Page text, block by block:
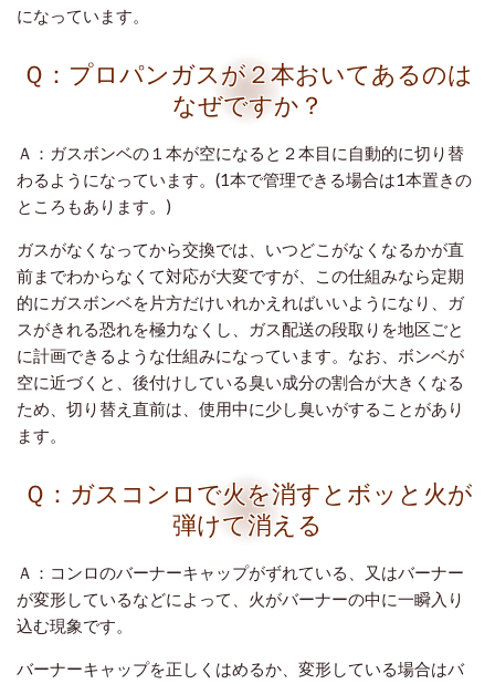
になっています。
Ｑ：プロパンガスが２本おいてあるのは
なぜですか？
Ａ：ガスボンベの１本が空になると２本目に自動的に切り替
わるようになっています。(1本で管理できる場合は1本置きの
ところもあります。)
ガスがなくなってから交換では、いつどこがなくなるかが直
前までわからなくて対応が大変ですが、この仕組みなら定期
的にガスボンベを片方だけいれかえればいいようになり、ガ
スがきれる恐れを極力なくし、ガス配送の段取りを地区ごと
に計画できるような仕組みになっています。 なお、ボンベが
空に近づくと、後付けしている臭い成分の割合が大きくなる
ため、切り替え直前は、使用中に少し臭いがすることがあり
ます。
Ｑ：ガスコンロで火を消すとボッと火が
弾けて消える
Ａ：コンロのバーナーキャップがずれている、又はバーナー
が変形しているなどによって、火がバーナーの中に一瞬入り
込む現象です。
バーナーキャップを正しくはめるか、変形している場合はバ